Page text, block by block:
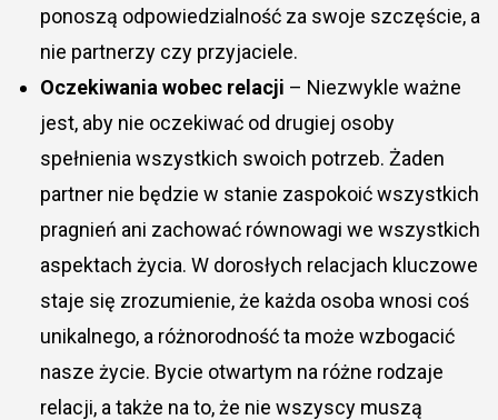
ponoszą odpowiedzialność za swoje szczęście, a
nie partnerzy czy przyjaciele.
Oczekiwania wobec relacji – Niezwykle ważne
jest, aby nie oczekiwać od drugiej osoby
spełnienia wszystkich swoich potrzeb. Żaden
partner nie będzie w stanie zaspokoić wszystkich
pragnień ani zachować równowagi we wszystkich
aspektach życia. W dorosłych relacjach kluczowe
staje się zrozumienie, że każda osoba wnosi coś
unikalnego, a różnorodność ta może wzbogacić
nasze życie. Bycie otwartym na różne rodzaje
relacji, a także na to, że nie wszyscy muszą